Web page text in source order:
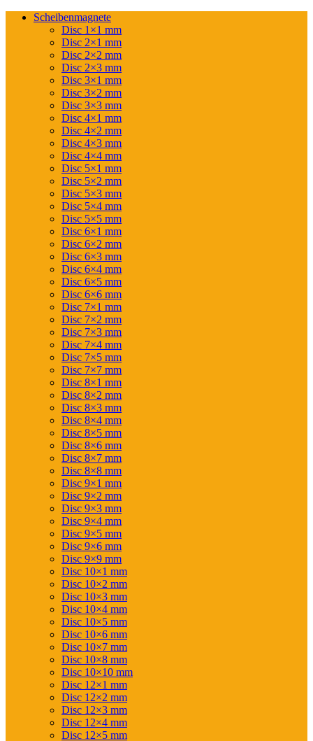
Scheibenmagnete
Disc 1×1 mm
Disc 2×1 mm
Disc 2×2 mm
Disc 2×3 mm
Disc 3×1 mm
Disc 3×2 mm
Disc 3×3 mm
Disc 4×1 mm
Disc 4×2 mm
Disc 4×3 mm
Disc 4×4 mm
Disc 5×1 mm
Disc 5×2 mm
Disc 5×3 mm
Disc 5×4 mm
Disc 5×5 mm
Disc 6×1 mm
Disc 6×2 mm
Disc 6×3 mm
Disc 6×4 mm
Disc 6×5 mm
Disc 6×6 mm
Disc 7×1 mm
Disc 7×2 mm
Disc 7×3 mm
Disc 7×4 mm
Disc 7×5 mm
Disc 7×7 mm
Disc 8×1 mm
Disc 8×2 mm
Disc 8×3 mm
Disc 8×4 mm
Disc 8×5 mm
Disc 8×6 mm
Disc 8×7 mm
Disc 8×8 mm
Disc 9×1 mm
Disc 9×2 mm
Disc 9×3 mm
Disc 9×4 mm
Disc 9×5 mm
Disc 9×6 mm
Disc 9×9 mm
Disc 10×1 mm
Disc 10×2 mm
Disc 10×3 mm
Disc 10×4 mm
Disc 10×5 mm
Disc 10×6 mm
Disc 10×7 mm
Disc 10×8 mm
Disc 10×10 mm
Disc 12×1 mm
Disc 12×2 mm
Disc 12×3 mm
Disc 12×4 mm
Disc 12×5 mm